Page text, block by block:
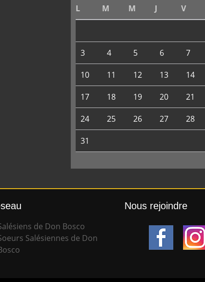
L
M M J V
3 4 5 6 7
10 11 12 13 14
17 18 19 20 21
24 25 26 27 28
31
de Don Bosco
Salésiennes de Don
Nous rejoindre